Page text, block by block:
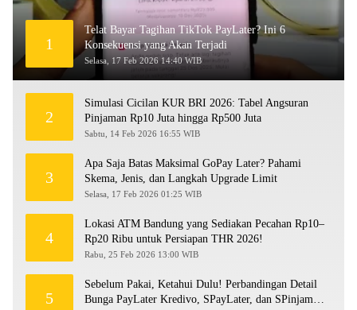
1
Telat Bayar Tagihan TikTok PayLater? Ini 6
Konsekuensi yang Akan Terjadi
Selasa, 17 Feb 2026 14:40 WIB
2
Simulasi Cicilan KUR BRI 2026: Tabel Angsuran
Pinjaman Rp10 Juta hingga Rp500 Juta
Sabtu, 14 Feb 2026 16:55 WIB
3
Apa Saja Batas Maksimal GoPay Later? Pahami
Skema, Jenis, dan Langkah Upgrade Limit
Selasa, 17 Feb 2026 01:25 WIB
4
Lokasi ATM Bandung yang Sediakan Pecahan Rp10–
Rp20 Ribu untuk Persiapan THR 2026!
Rabu, 25 Feb 2026 13:00 WIB
5
Sebelum Pakai, Ketahui Dulu! Perbandingan Detail
Bunga PayLater Kredivo, SPayLater, dan SPinjam